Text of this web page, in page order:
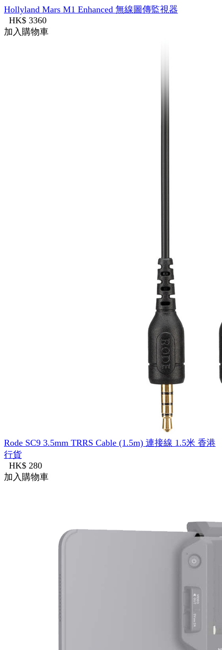
Hollyland Mars M1 Enhanced 無線圖傳監視器
HK$ 3360
加入購物車
Rode SC9 3.5mm TRRS Cable (1.5m) 連接線 1.5米 香港
行貨
HK$ 280
加入購物車